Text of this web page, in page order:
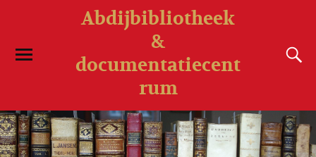
Abdijbibliotheek
&
documentatiecent
rum